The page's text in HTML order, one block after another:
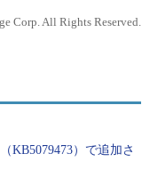
Corp. All Rights Reserved.
KB5079473）で追加さ